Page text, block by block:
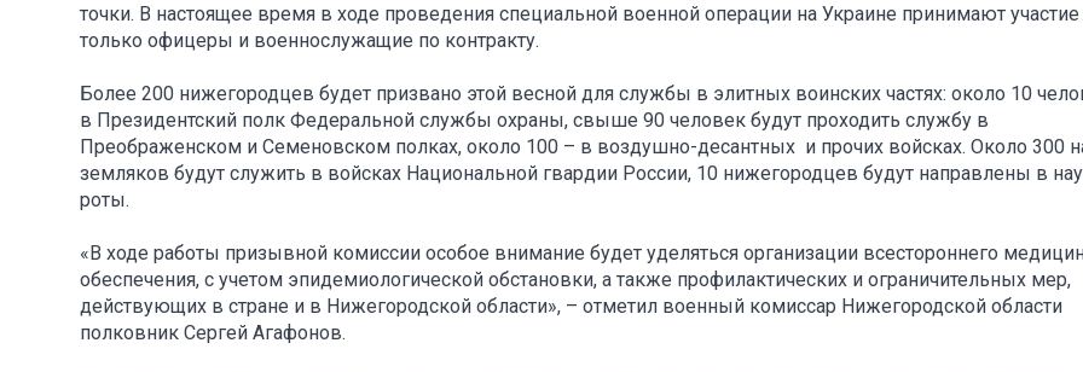
точки. В настоящее время в ходе проведения специальной военной операции на Украине принимают участие
только офицеры и военнослужащие по контракту.
Более 200 нижегородцев будет призвано этой весной для службы в элитных воинских частях: около 10
в Президентский полк Федеральной службы охраны, свыше 90 человек будут проходить службу в
Преображенском и Семеновском полках, около 100 – в воздушно-десантных и прочих войсках. Около 300
земляков будут служить в войсках Национальной гвардии России, 10 нижегородцев будут направлены в
роты.
«В ходе работы призывной комиссии особое внимание будет уделяться организации всестороннего
обеспечения, с учетом эпидемиологической обстановки, а также профилактических и ограничительных мер,
действующих в стране и в Нижегородской области», – отметил военный комиссар Нижегородской области
полковник Сергей Агафонов.